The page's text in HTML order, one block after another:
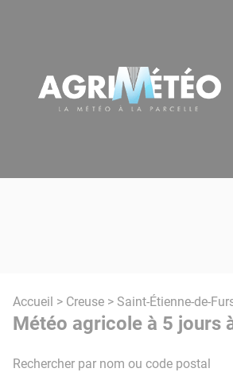
Accueil > Creuse > Saint-Étienne-de-
Météo agricole à 5 jours
Rechercher par nom ou code postal